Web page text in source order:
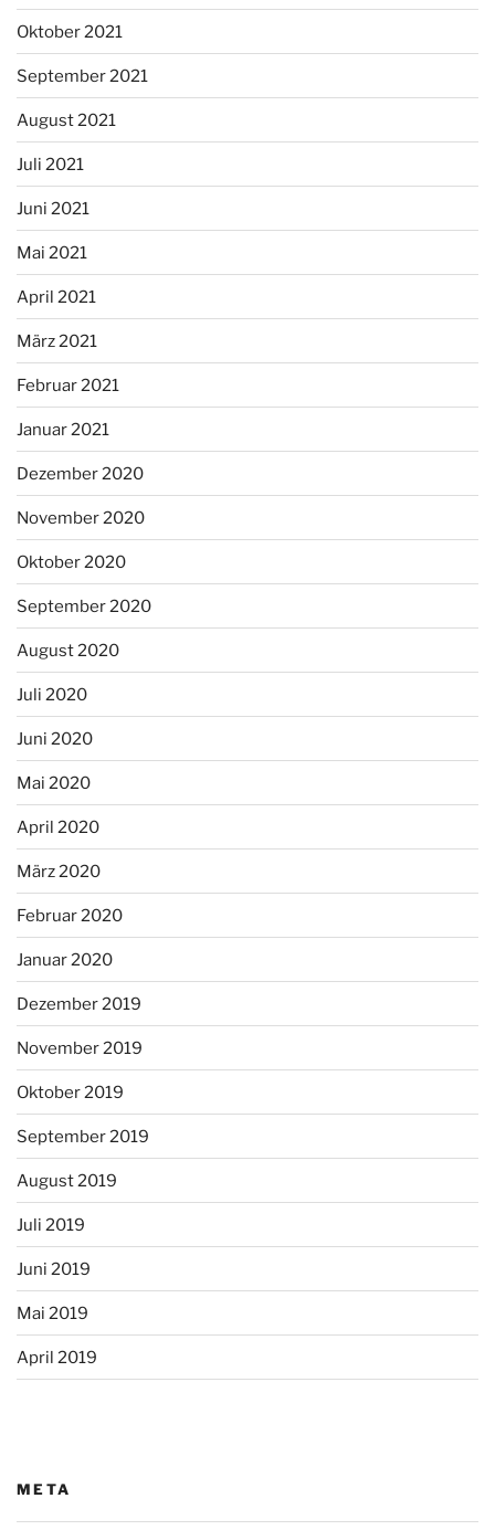
Oktober 2021
September 2021
August 2021
Juli 2021
Juni 2021
Mai 2021
April 2021
März 2021
Februar 2021
Januar 2021
Dezember 2020
November 2020
Oktober 2020
September 2020
August 2020
Juli 2020
Juni 2020
Mai 2020
April 2020
März 2020
Februar 2020
Januar 2020
Dezember 2019
November 2019
Oktober 2019
September 2019
August 2019
Juli 2019
Juni 2019
Mai 2019
April 2019
META